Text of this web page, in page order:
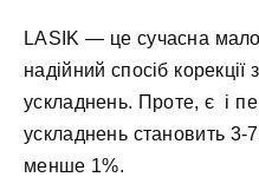
LASIK — це сучасна
надійний спосіб
ускладнень. Проте, є і
ускладнень становить 3-
менше 1%.